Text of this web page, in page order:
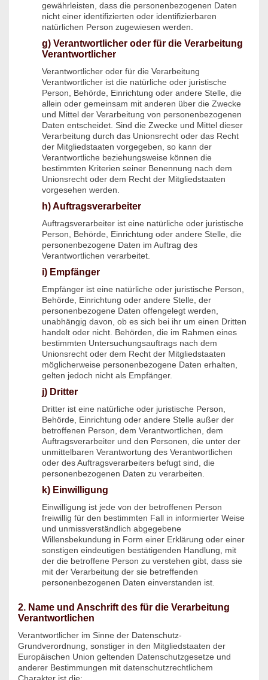
gewährleisten, dass die personenbezogenen Daten
nicht einer identifizierten oder identifizierbaren
natürlichen Person zugewiesen werden.
g) Verantwortlicher oder für die Verarbeitung
Verantwortlicher
Verantwortlicher oder für die Verarbeitung
Verantwortlicher ist die natürliche oder juristische
Person, Behörde, Einrichtung oder andere Stelle, die
allein oder gemeinsam mit anderen über die Zwecke
und Mittel der Verarbeitung von personenbezogenen
Daten entscheidet. Sind die Zwecke und Mittel dieser
Verarbeitung durch das Unionsrecht oder das Recht
der Mitgliedstaaten vorgegeben, so kann der
Verantwortliche beziehungsweise können die
bestimmten Kriterien seiner Benennung nach dem
Unionsrecht oder dem Recht der Mitgliedstaaten
vorgesehen werden.
h) Auftragsverarbeiter
Auftragsverarbeiter ist eine natürliche oder juristische
Person, Behörde, Einrichtung oder andere Stelle, die
personenbezogene Daten im Auftrag des
Verantwortlichen verarbeitet.
i) Empfänger
Empfänger ist eine natürliche oder juristische Person,
Behörde, Einrichtung oder andere Stelle, der
personenbezogene Daten offengelegt werden,
unabhängig davon, ob es sich bei ihr um einen Dritten
handelt oder nicht. Behörden, die im Rahmen eines
bestimmten Untersuchungsauftrags nach dem
Unionsrecht oder dem Recht der Mitgliedstaaten
möglicherweise personenbezogene Daten erhalten,
gelten jedoch nicht als Empfänger.
j) Dritter
Dritter ist eine natürliche oder juristische Person,
Behörde, Einrichtung oder andere Stelle außer der
betroffenen Person, dem Verantwortlichen, dem
Auftragsverarbeiter und den Personen, die unter der
unmittelbaren Verantwortung des Verantwortlichen
oder des Auftragsverarbeiters befugt sind, die
personenbezogenen Daten zu verarbeiten.
k) Einwilligung
Einwilligung ist jede von der betroffenen Person
freiwillig für den bestimmten Fall in informierter Weise
und unmissverständlich abgegebene
Willensbekundung in Form einer Erklärung oder einer
sonstigen eindeutigen bestätigenden Handlung, mit
der die betroffene Person zu verstehen gibt, dass sie
mit der Verarbeitung der sie betreffenden
personenbezogenen Daten einverstanden ist.
2. Name und Anschrift des für die Verarbeitung
Verantwortlichen
Verantwortlicher im Sinne der Datenschutz-
Grundverordnung, sonstiger in den Mitgliedstaaten der
Europäischen Union geltenden Datenschutzgesetze und
anderer Bestimmungen mit datenschutzrechtlichem